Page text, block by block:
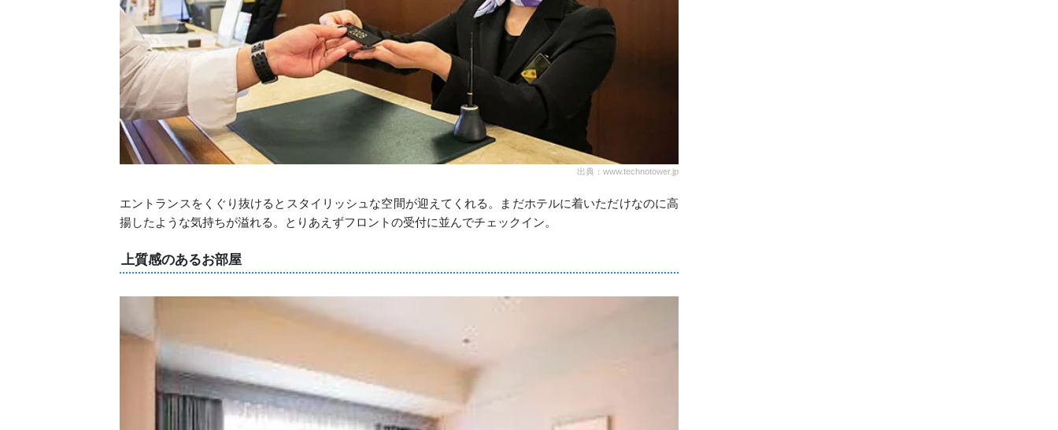
出典：www.technotower.jp
エントランスをくぐり抜けるとスタイリッシュな空間が迎えてくれる。まだホテルに着いただけなのに高
揚したような気持ちが溢れる。とりあえずフロントの受付に並んでチェックイン。
上質感のあるお部屋